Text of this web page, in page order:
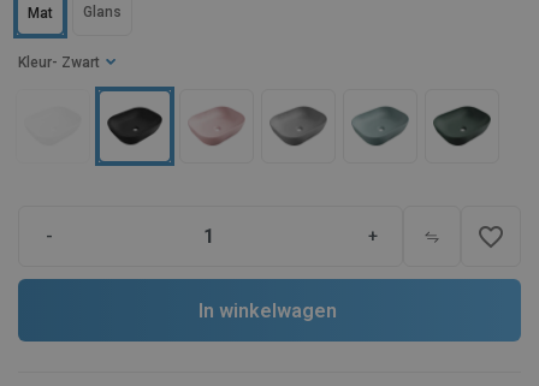
Kleur - Zwart
Mat Glans
- + favorite_border
In winkelwagen